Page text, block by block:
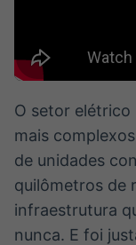
O setor elétrico
mais
de unidades
quilômetros de
infraestrutura
nunca. E foi